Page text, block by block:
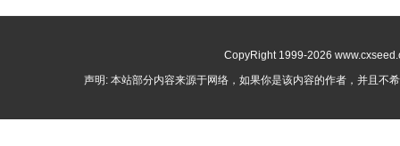
CopyRight 1999-2026
声明: 本站部分内容来源于网络，如果你是该内容的作者，并且